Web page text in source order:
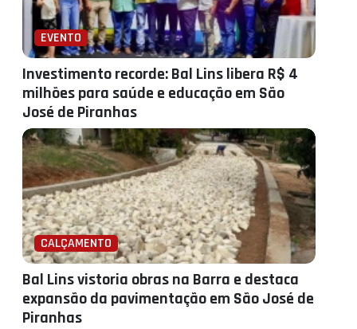
EVENTO
Investimento recorde: Bal Lins libera R$ 4
milhões para saúde e educação em São
José de Piranhas
CALÇAMENTO
Bal Lins vistoria obras na Barra e destaca
expansão da pavimentação em São José de
Piranhas